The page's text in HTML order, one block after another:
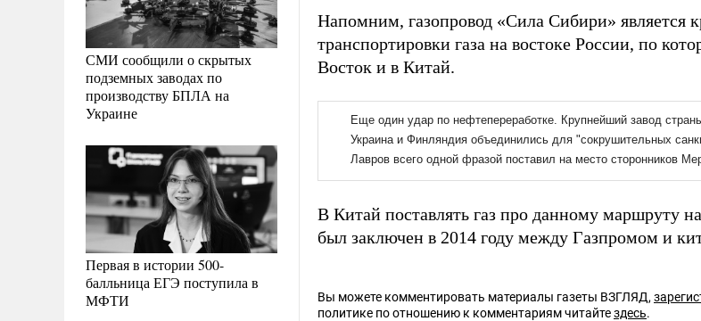
СМИ сообщили о скрытых
подземных заводах по
производству БПЛА на
Украине
Первая в истории 500-
балльница ЕГЭ поступила в
МФТИ
Напомним, газопровод «Сила Сибири» является
транспортировки газа на востоке России, по
Восток и в Китай.
В Китай поставлять газ про данному маршруту
был заключен в 2014 году между Газпромом и
Вы можете комментировать материалы газеты ВЗГЛЯД,
политике по отношению к комментариям читайтездесь.